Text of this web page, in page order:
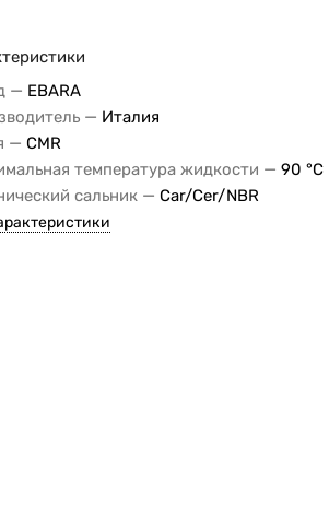
— EBARA
— Италия
— CMR
температура жидкости — 90 °C
сальник — Car/Cer/NBR